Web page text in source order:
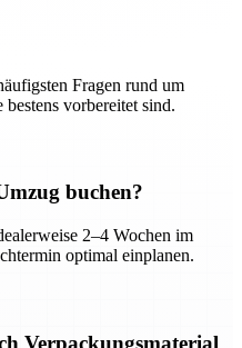
Fragen rund um
vorbereitet sind.
buchen?
2–4 Wochen im
optimal einplanen.
Verpackungsmaterial